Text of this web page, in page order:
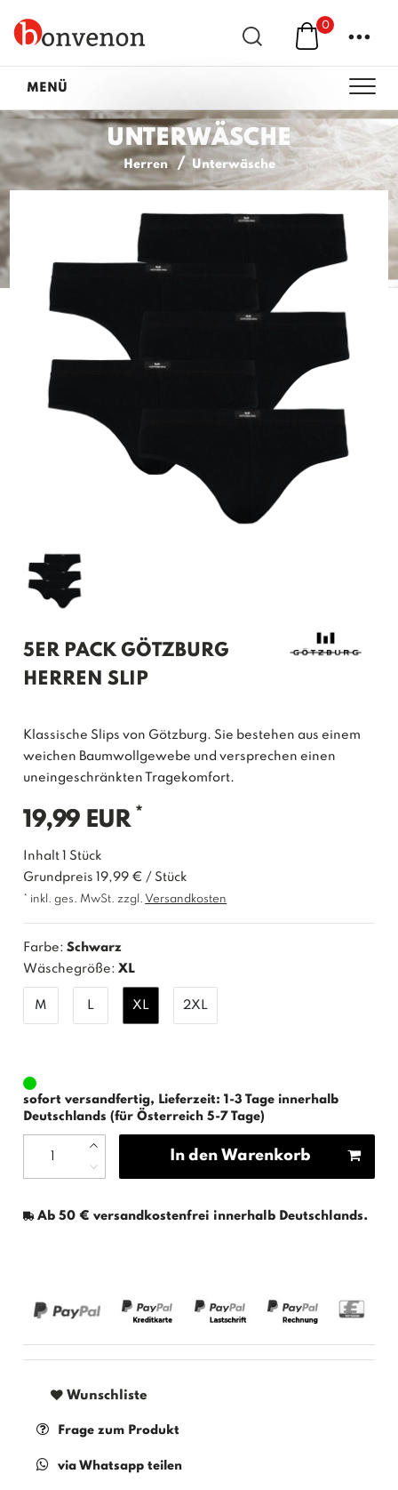
0 ...
MENÜ
UNTERWÄSCHE
Herren Unterwäsche
5ER PACK GÖTZBURG
HERREN SLIP
Klassische Slips von Götzburg. Sie bestehen aus einem
weichen Baumwollgewebe und versprechen einen
uneingeschränkten Tragekomfort.
19,99 EUR *
Inhalt1Stück
Grundpreis19,99 € / Stück
* inkl. ges. MwSt. zzgl. Versandkosten
Farbe:Schwarz
Wäschegröße: XL
M L XL 2XL
sofort versandfertig, Lieferzeit: 1-3 Tage innerhalb
Deutschlands (für Österreich 5-7 Tage)
In den Warenkorb
Ab 50 € versandkostenfrei innerhalb Deutschlands.
Wunschliste
Frage zum Produkt
via Whatsapp teilen